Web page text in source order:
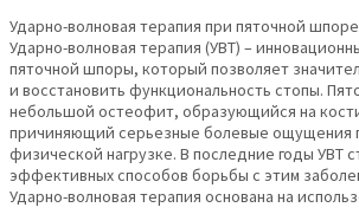
Ударно-волновая терапия при пяточной
Ударно-волновая терапия (УВТ) –
пяточной шпоры, который позволяет
и восстановить функциональность стопы.
небольшой остеофит, образующийся на
причиняющий серьезные болевые ощущения
физической нагрузке. В последние годы УВТ
эффективных способов борьбы с этим
Ударно-волновая терапия основана на